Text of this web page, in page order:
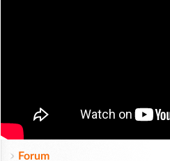
Forum